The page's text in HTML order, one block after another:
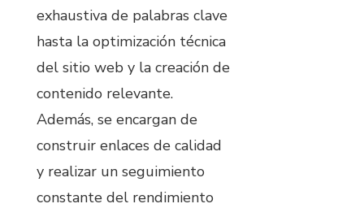
exhaustiva de palabras clave
hasta la optimización técnica
del sitio web y la creación de
contenido relevante.
Además, se encargan de
construir enlaces de calidad
y realizar un seguimiento
constante del rendimiento